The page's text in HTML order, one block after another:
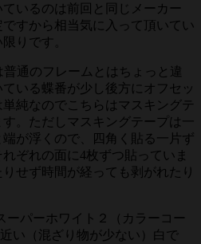
いるのは前回と同じメーカー
すから相当気に入って頂いてい
りです。
普通のフレームとはちょっと違
いる蝶番が少し後方にオフセッ
単純なのでこちらはマスキングテ
。ただしマスキングテープは一
が浮くので、四角く貼る一片ず
ぞれの面に4枚ずつ貼っていま
せず時間が経っても剥がれたり
ーパーホワイト２（カラーコー
い（混ざり物が少ない）白で